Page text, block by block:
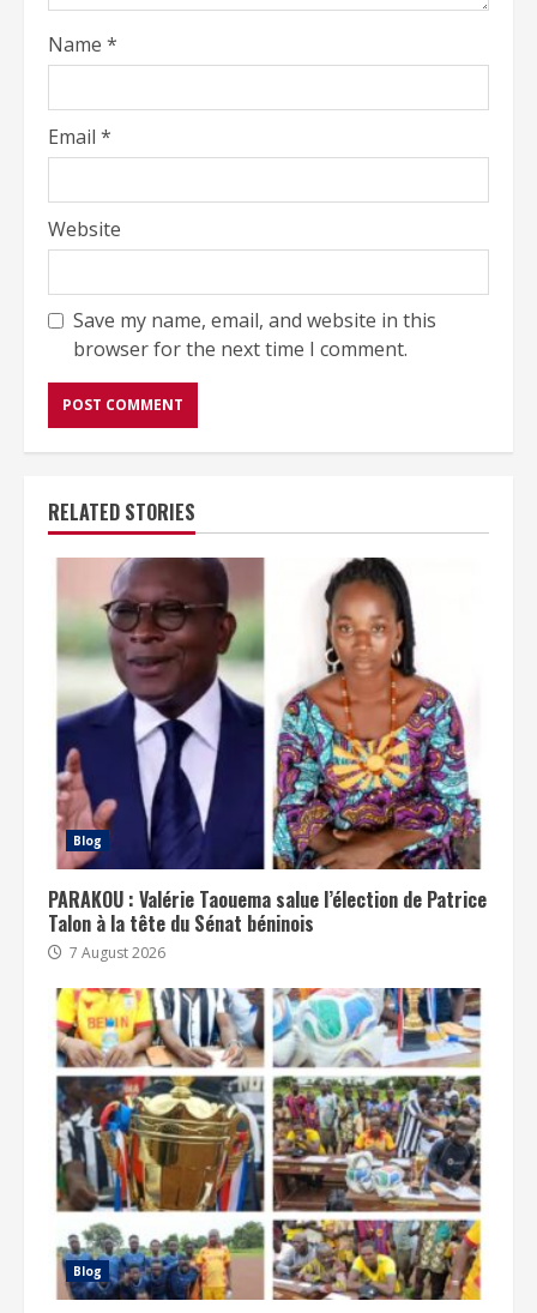
Name *
Email *
Website
Save my name, email, and website in this
browser for the next time I comment.
RELATED STORIES
Blog
PARAKOU : Valérie Taouema salue l’élection de Patrice
Talon à la tête du Sénat béninois
7 August 2026
Blog